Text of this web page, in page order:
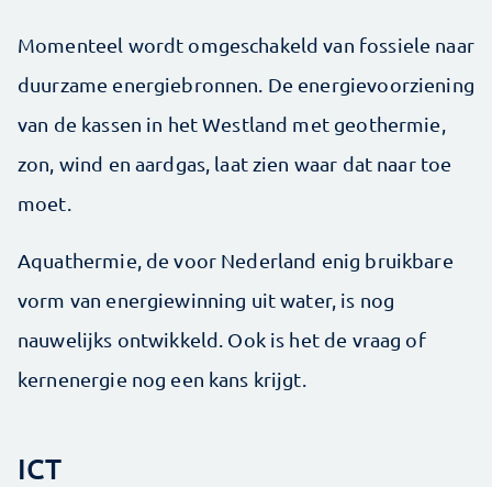
Momenteel wordt omgeschakeld van fossiele naar
duurzame energiebronnen. De energievoorziening
van de kassen in het Westland met geothermie,
zon, wind en aardgas, laat zien waar dat naar toe
moet.
Aquathermie, de voor Nederland enig bruikbare
vorm van energiewinning uit water, is nog
nauwelijks ontwikkeld. Ook is het de vraag of
kernenergie nog een kans krijgt.
ICT